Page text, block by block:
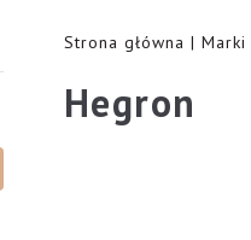
Strona główna | Marki
Hegron